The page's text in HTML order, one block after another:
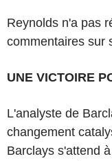
Reynolds n'a pas
commentaires sur
UNE VICTOIRE
L'analyste de
changement
Barclays s'attend